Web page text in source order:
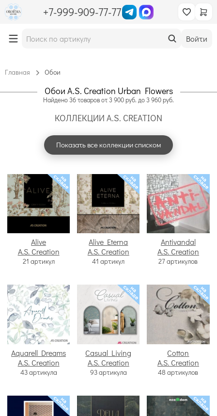
+7-999-909-77-77
Войти
Главная Обои
Обои A.S. Creation Urban Flowers
Найдено 36товаровот 3 900руб. до 3 960руб.
КОЛЛЕКЦИИ A.S. CREATION
Показать все коллекции списком
Alive
A.S. Creation
21 артикул
Alive Eterna
A.S. Creation
41 артикул
Antivandal
A.S. Creation
27 артикулов
Aquarell Dreams
A.S. Creation
43 артикула
Casual Living
A.S. Creation
93 артикула
Cotton
A.S. Creation
48 артикулов